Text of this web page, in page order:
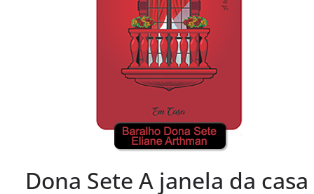
Dona Sete A janela da casa